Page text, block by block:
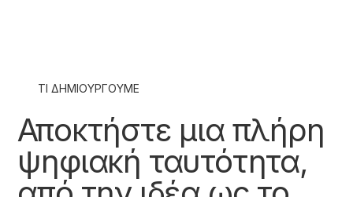
ΤΙ ΔΗΜΙΟΥΡΓΟΥΜΕ
Αποκτήστε μια πλήρη
ψηφιακή ταυτότητα,